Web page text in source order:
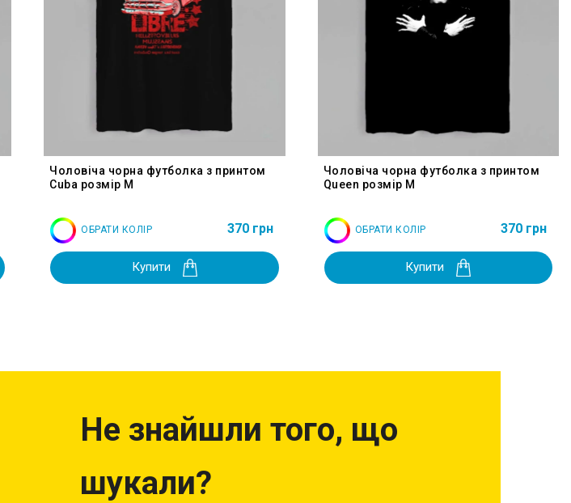
Чоловіча чорна футболка з принтом
Cuba розмір M
ОБРАТИ КОЛІР 370 грн
Купити
Чоловіча чорна футболка з принтом
Queen розмір M
ОБРАТИ КОЛІР 370 грн
Купити
Не знайшли того, що
шукали?